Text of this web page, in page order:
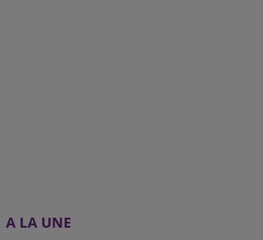
A LA UNE